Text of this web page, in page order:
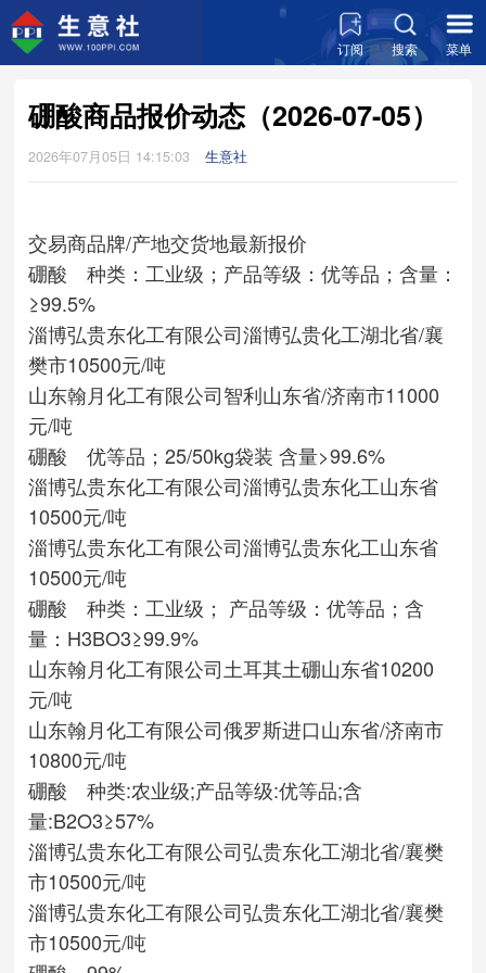
订阅 搜索 菜单
硼酸商品报价动态（2026-07-05）
2026年07月05日 14:15:03 生意社
交易商品牌/产地交货地最新报价
硼酸 种类：工业级；产品等级：优等品；含量：
≥99.5%
淄博弘贵东化工有限公司淄博弘贵化工湖北省/襄
樊市10500元/吨
山东翰月化工有限公司智利山东省/济南市11000
元/吨
硼酸 优等品；25/50kg袋装 含量>99.6%
淄博弘贵东化工有限公司淄博弘贵东化工山东省
10500元/吨
淄博弘贵东化工有限公司淄博弘贵东化工山东省
10500元/吨
硼酸 种类：工业级； 产品等级：优等品；含
量：H3BO3≥99.9%
山东翰月化工有限公司土耳其土硼山东省10200
元/吨
山东翰月化工有限公司俄罗斯进口山东省/济南市
10800元/吨
硼酸 种类:农业级;产品等级:优等品;含
量:B2O3≥57%
淄博弘贵东化工有限公司弘贵东化工湖北省/襄樊
市10500元/吨
淄博弘贵东化工有限公司弘贵东化工湖北省/襄樊
市10500元/吨